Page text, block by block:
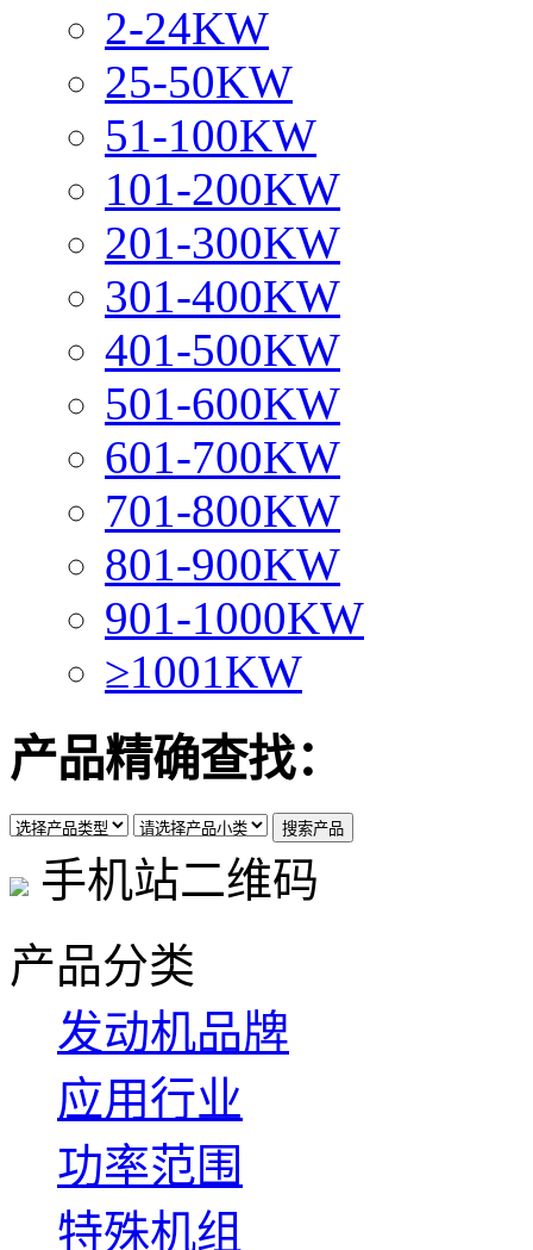
2-24KW
25-50KW
51-100KW
101-200KW
201-300KW
301-400KW
401-500KW
501-600KW
601-700KW
701-800KW
801-900KW
901-1000KW
≥1001KW
产品精确查找：
手机站二维码
产品分类
发动机品牌
应用行业
功率范围
特殊机组